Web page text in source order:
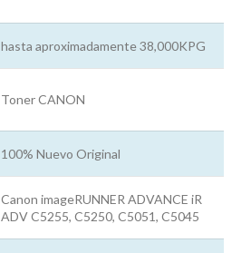
hasta aproximadamente 38,000KPG
Toner CANON
100% Nuevo Original
Canon imageRUNNER ADVANCE iR
ADV C5255, C5250, C5051, C5045